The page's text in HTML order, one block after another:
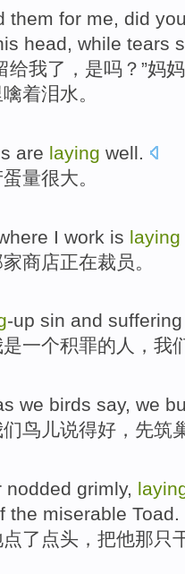
them for me, did
head, while tears
给我了，是吗？”妈
着泪水。
are laying well.
量很大。
I work is laying
商店正在裁员。
-up sin and suffering
是一个积罪的人， 我
we birds say, we
鸟儿说得好 ， 先筑
nodded grimly,
the miserable Toad.
了点头 ， 把他那只